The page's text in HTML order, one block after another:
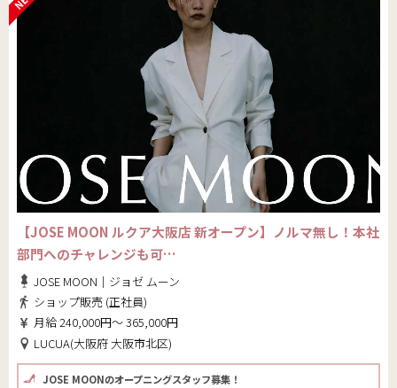
【JOSE MOON ルクア大阪店 新オープン】ノルマ無し！本社
部門へのチャレンジも可…
JOSE MOON｜ジョゼ ムーン
ショップ販売 (正社員)
月給 240,000円～ 365,000円
LUCUA(大阪府 大阪市北区)
JOSE MOONのオープニングスタッフ募集！